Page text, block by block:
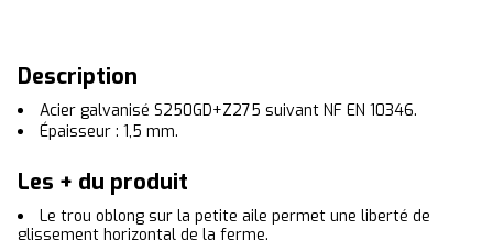
Description
Acier galvanisé S250GD+Z275 suivant NF EN 10346.
Épaisseur : 1,5 mm.
Les + du produit
Le trou oblong sur la petite aile permet une liberté de
glissement horizontal de la ferme.